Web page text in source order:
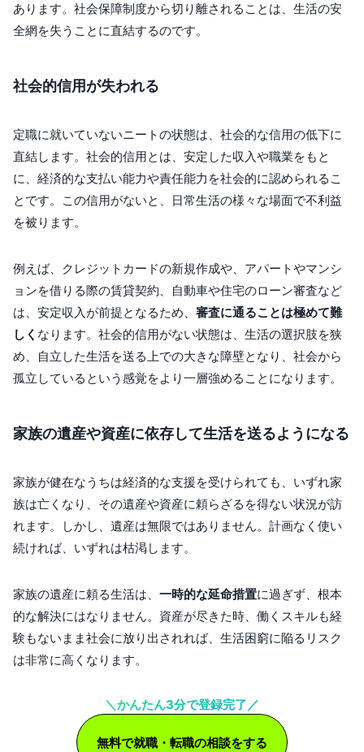
あります。社会保障制度から切り離されることは、生活の安
全網を失うことに直結するのです。
社会的信用が失われる
定職に就いていないニートの状態は、社会的な信用の低下に
直結します。社会的信用とは、安定した収入や職業をもと
に、経済的な支払い能力や責任能力を社会的に認められるこ
とです。この信用がないと、日常生活の様々な場面で不利益
を被ります。
例えば、クレジットカードの新規作成や、アパートやマンシ
ョンを借りる際の賃貸契約、自動車や住宅のローン審査など
は、安定収入が前提となるため、 審査に通ることは極めて難
しく なります。社会的信用がない状態は、生活の選択肢を狭
め、自立した生活を送る上での大きな障壁となり、社会から
孤立しているという感覚をより一層強めることになります。
家族の遺産や資産に依存して生活を送るようになる
家族が健在なうちは経済的な支援を受けられても、いずれ家
族は亡くなり、その遺産や資産に頼らざるを得ない状況が訪
れます。しかし、遺産は無限ではありません。計画なく使い
続ければ、いずれは枯渇します。
家族の遺産に頼る生活は、 一時的な延命措置に過ぎず、根本
的な解決にはなりません。資産が尽きた時、働くスキルも経
験もないまま社会に放り出されれば、生活困窮に陥るリスク
は非常に高くなります。
＼かんたん3分で登録完了／
無料で就職・転職の相談をする